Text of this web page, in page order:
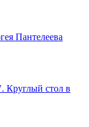
Пантелеева
Круглый стол в